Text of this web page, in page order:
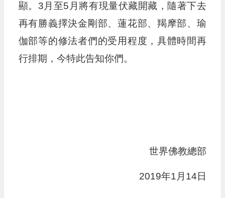
顯。3月至5月將有現量伏藏開藏，隨著下去
再有勝義擇決金剛部、蓮花部、羯摩部、瑜
伽部等的修法者們的受用程度，具體時間再
行排期，今特此告知你們。
世界佛教總部
2019年1月14日